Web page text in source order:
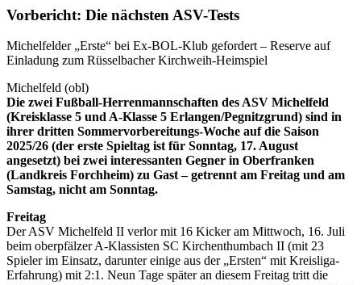
Vorbericht: Die nächsten ASV-Tests
Michelfelder „Erste“ bei Ex-BOL-Klub gefordert – Reserve auf
Einladung zum Rüsselbacher Kirchweih-Heimspiel
Michelfeld (obl)
Die zwei Fußball-Herrenmannschaften des ASV Michelfeld
(Kreisklasse 5 und A-Klasse 5 Erlangen/Pegnitzgrund) sind in
ihrer dritten Sommervorbereitungs-Woche auf die Saison
2025/26 (der erste Spieltag ist für Sonntag, 17. August
angesetzt) bei zwei interessanten Gegner in Oberfranken
(Landkreis Forchheim) zu Gast – getrennt am Freitag und am
Samstag, nicht am Sonntag.
Freitag
Der ASV Michelfeld II verlor mit 16 Kicker am Mittwoch, 16. Juli
beim oberpfälzer A-Klassisten SC Kirchenthumbach II (mit 23
Spieler im Einsatz, darunter einige aus der „Ersten“ mit Kreisliga-
Erfahrung) mit 2:1. Neun Tage später an diesem Freitag tritt die